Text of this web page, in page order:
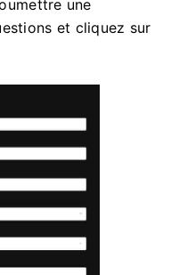
une
et cliquez sur